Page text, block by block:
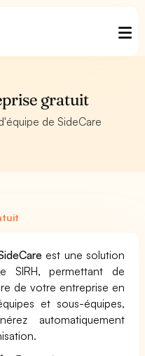
gratuit
de SideCare
est une solution
SIRH, permettant de
de votre entreprise en
et sous-équipes,
automatiquement